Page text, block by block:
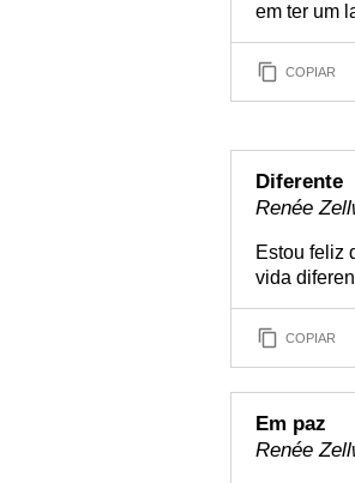
em ter um
COPIAR
Diferente
Renée
Estou feliz
vida
COPIAR
Em paz
Renée